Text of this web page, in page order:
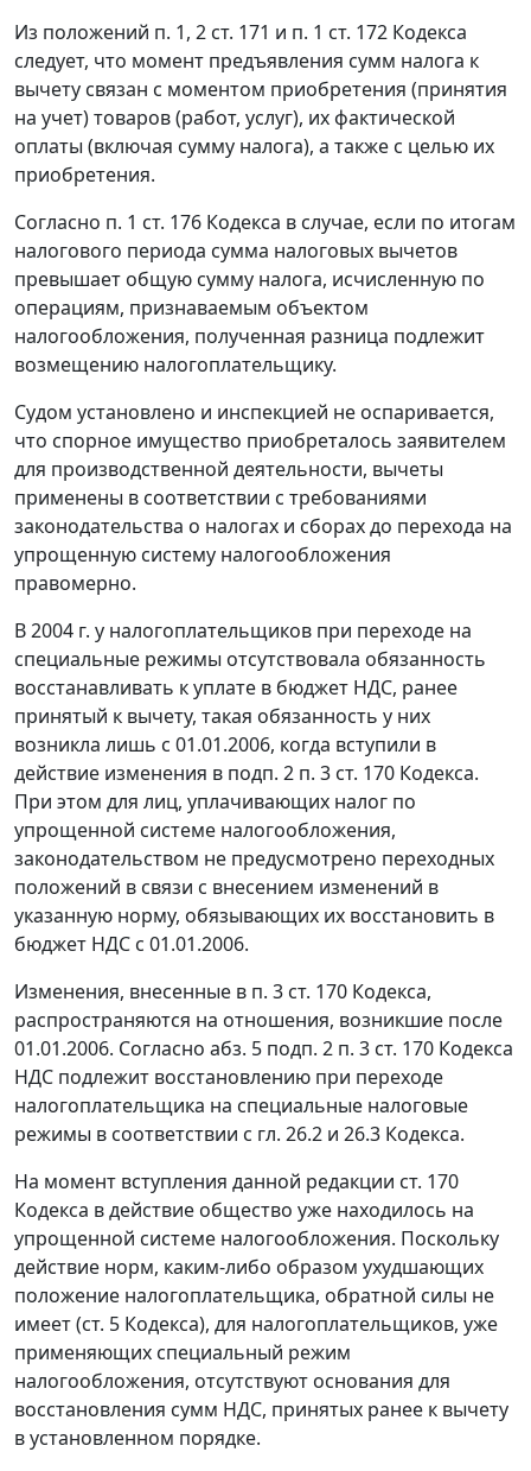
Из положений п. 1, 2 ст. 171 и п. 1 ст. 172 Кодекса
следует, что момент предъявления сумм налога к
вычету связан с моментом приобретения (принятия
на учет) товаров (работ, услуг), их фактической
оплаты (включая сумму налога), а также с целью их
приобретения.
Согласно п. 1 ст. 176 Кодекса в случае, если по итогам
налогового периода сумма налоговых вычетов
превышает общую сумму налога, исчисленную по
операциям, признаваемым объектом
налогообложения, полученная разница подлежит
возмещению налогоплательщику.
Судом установлено и инспекцией не оспаривается,
что спорное имущество приобреталось заявителем
для производственной деятельности, вычеты
применены в соответствии с требованиями
законодательства о налогах и сборахдо перехода на
упрощенную систему налогообложения
правомерно.
В 2004 г. у налогоплательщиков при переходе на
специальные режимы отсутствовала обязанность
восстанавливать к уплате в бюджет НДС, ранее
принятый к вычету, такая обязанность у них
возникла лишь с 01.01.2006, когда вступили в
действие изменения в подп. 2 п. 3 ст. 170 Кодекса.
При этом для лиц, уплачивающих налог по
упрощенной системе налогообложения,
законодательством не предусмотрено переходных
положений в связи с внесением изменений в
указанную норму, обязывающих их восстановить в
бюджет НДС с 01.01.2006.
Изменения, внесенные в п. 3 ст. 170 Кодекса,
распространяются на отношения, возникшие после
01.01.2006. Согласно абз. 5 подп. 2 п. 3 ст. 170 Кодекса
НДС подлежит восстановлению при переходе
налогоплательщика на специальные налоговые
режимы в соответствии с гл. 26.2 и 26.3 Кодекса.
На момент вступления данной редакции ст. 170
Кодекса в действие общество уже находилось на
упрощенной системе налогообложения. Поскольку
действие норм, каким-либо образом ухудшающих
положение налогоплательщика, обратной силы не
имеет (ст. 5 Кодекса), для налогоплательщиков, уже
применяющих специальный режим
налогообложения, отсутствуют основания для
восстановления сумм НДС, принятых ранее к вычету
в установленном порядке.